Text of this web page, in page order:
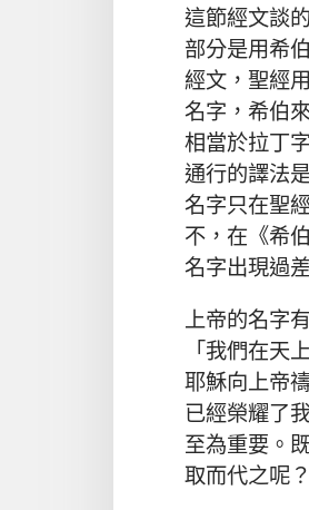
這節經文談的
部分是用希
經文 ， 聖經用
名字 ， 希伯
相當於拉丁
通行的譯法
名字只在聖
不 ， 在 《希
名字出現過
上帝的名字有
「我們在天
耶穌向上帝
已經榮耀了
至為重要 。
取而代之呢？